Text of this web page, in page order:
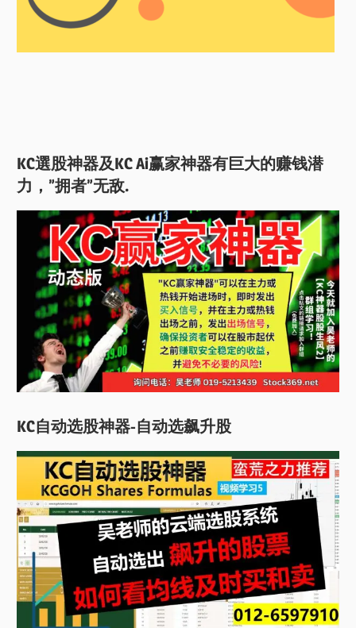
KC選股神器及KC Ai赢家神器有巨大的赚钱潜
力，”拥者”无敌.
KC自动选股神器-自动选飙升股